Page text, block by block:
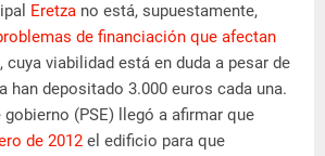
Eretza no está, supuestamente,
de financiación que afectan
, cuya viabilidad está en duda a pesar de
han depositado 3.000 euros cada una.
(PSE) llegó a afirmar que
de 2012 el edificio para que